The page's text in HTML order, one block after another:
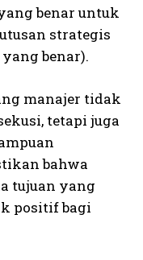
benar untuk
strategis
benar).
manajer tidak
tetapi juga
bahwa
tujuan yang
positif bagi